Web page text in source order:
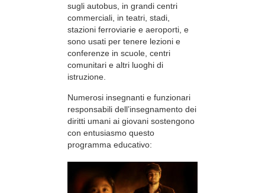
sugli autobus, in grandi centri
commerciali, in teatri, stadi,
stazioni ferroviarie e aeroporti, e
sono usati per tenere lezioni e
conferenze in scuole, centri
comunitari e altri luoghi di
istruzione.
Numerosi insegnanti e funzionari
responsabili dell’insegnamento dei
diritti umani ai giovani sostengono
con entusiasmo questo
programma educativo: